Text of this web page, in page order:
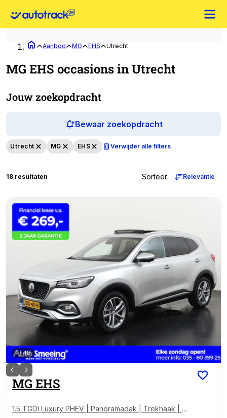
Aanbod MG EHS Utrecht
MG EHS occasions in Utrecht
Jouw zoekopdracht
Bewaar zoekopdracht
Utrecht MG EHS Verwijder alle filters
18 resultaten Sorteer: Relevantie
1/48
MG EHS
1.5 TGDI Luxury PHEV | Panoramadak | Trekhaak | 36